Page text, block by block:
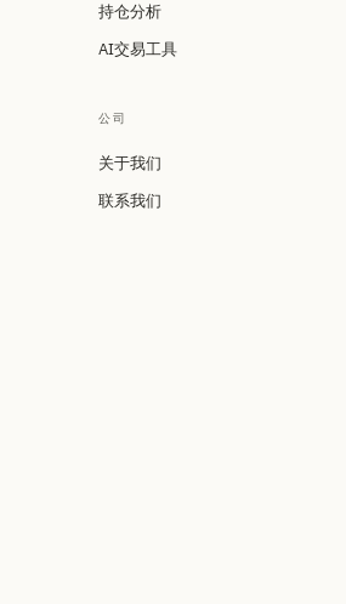
持仓分析
AI交易工具
公司
关于我们
联系我们